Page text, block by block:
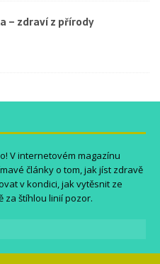
– zdraví z přírody
V internetovém magazínu
články o tom, jak jíst zdravě
v kondici, jak vytěsnit ze
za štíhlou linií pozor.